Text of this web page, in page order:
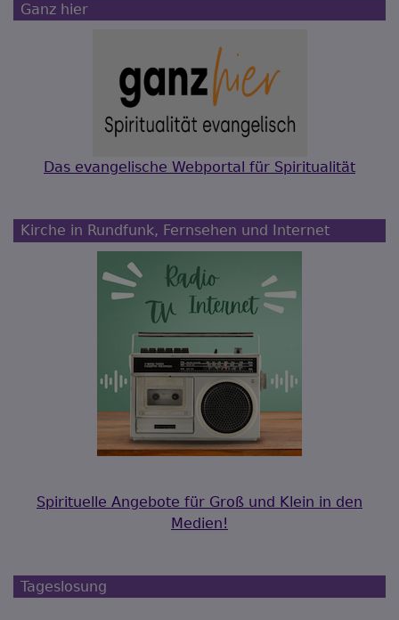
Ganz hier
Das evangelische Webportal für Spiritualität
Kirche in Rundfunk, Fernsehen und Internet
Spirituelle Angebote für Groß und Klein in den
Medien!
Tageslosung